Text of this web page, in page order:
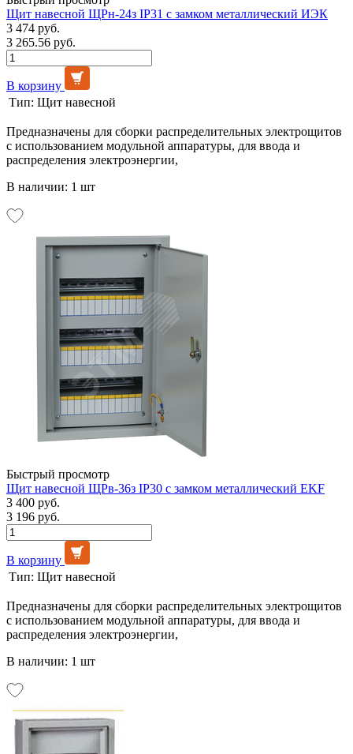
Щит навесной ЩРн-24з IP31 с замком металлический ИЭК
3 474 руб.
3 265.56 руб.
В корзину
Тип: Щит навесной
Предназначены для сборки распределительных электрощитов
с использованием модульной аппаратуры, для ввода и
распределения электроэнергии,
В наличии: 1 шт
Быстрый просмотр
Щит навесной ЩРв-36з IP30 с замком металлический EKF
3 400 руб.
3 196 руб.
В корзину
Тип: Щит навесной
Предназначены для сборки распределительных электрощитов
с использованием модульной аппаратуры, для ввода и
распределения электроэнергии,
В наличии: 1 шт